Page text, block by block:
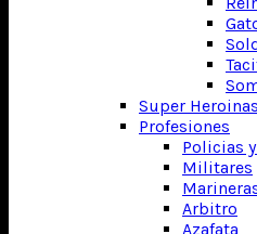
Super
Profesiones
Policias
Militares
Arbitro
Azafata